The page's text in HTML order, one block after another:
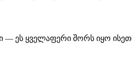
ყველაფერი შორს იყო ისეთი